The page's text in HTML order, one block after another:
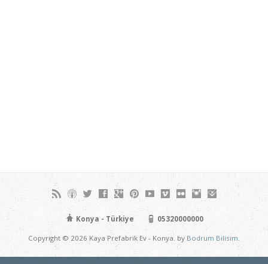
Konya - Türkiye 05320000000
Copyright © 2026 Kaya Prefabrik Ev - Konya. by Bodrum Bilisim